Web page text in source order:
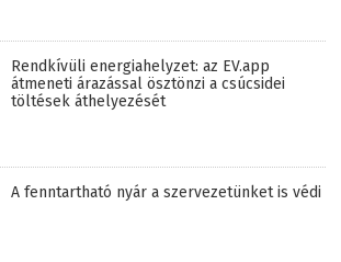
Rendkívüli energiahelyzet: az EV.app
átmeneti árazással ösztönzi a csúcsidei
töltések áthelyezését
A fenntartható nyár a szervezetünket is védi